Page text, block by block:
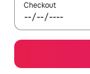
Checkout